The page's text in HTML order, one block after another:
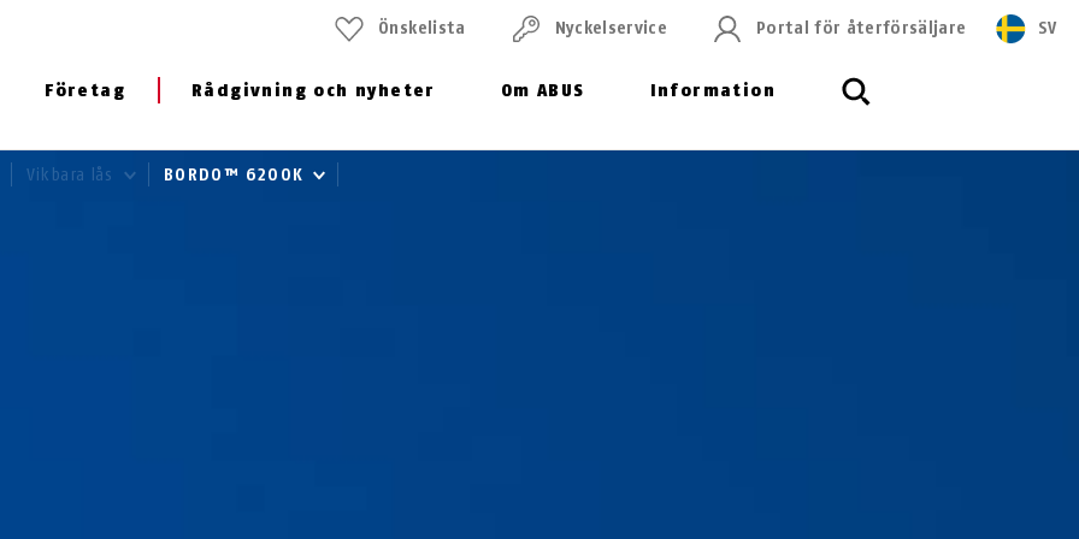
Företag Rådgivning och nyheter Om ABUS Information
Önskelista Nyckelservice Portal för återförsäljare SV
Vikbara lås BORDO™ 6200K